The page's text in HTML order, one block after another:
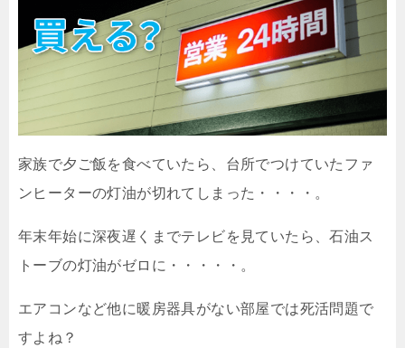
家族で夕ご飯を食べていたら、台所でつけていたファ
ンヒーターの灯油が切れてしまった・・・・。
年末年始に深夜遅くまでテレビを見ていたら、石油ス
トーブの灯油がゼロに・・・・・。
エアコンなど他に暖房器具がない部屋では死活問題で
すよね？